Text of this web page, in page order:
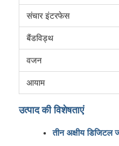
संचार इंटरफेस
बैंडविड्थ
वजन
आयाम
उत्पाद की विशेषताएं
तीन अक्षीय डिजिटल